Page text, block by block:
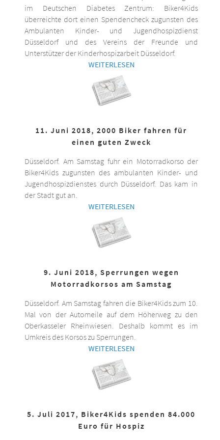
im Deutschen Diabetes Zentrum: Biker4Kids
überreichte dort einen Spendencheck zugunsten des
Ambulanten Kinder- und Jugendhospizdienst
Düsseldorf und des Vereins der Freunde und
Unterstützer der Kinderhospizarbeit Düsseldorf.
WEITERLESEN
11. Juni 2018, 2000 Biker fahren für
einen guten Zweck
Düsseldorf. Am Samstag fuhr ein Motorradkorso der
Biker4Kids zugunsten des ambulanten Kinder- und
Jugendhospizdienstes durch Düsseldorf. Das kam in
der Stadt gut an.
WEITERLESEN
9. Juni 2018, Sperrungen wegen
Motorradkorsos am Samstag
Düsseldorf. Am Samstag fahren die Biker4Kids zum 10.
Mal von der Automeile auf dem Höherweg zu den
Oberkasseler Rheinwiesen. Deshalb kommt es im
Umkreis des Korsos zu Sperrungen.
WEITERLESEN
5. Juli 2017, Biker4Kids spenden 84.000
Euro für Hospiz